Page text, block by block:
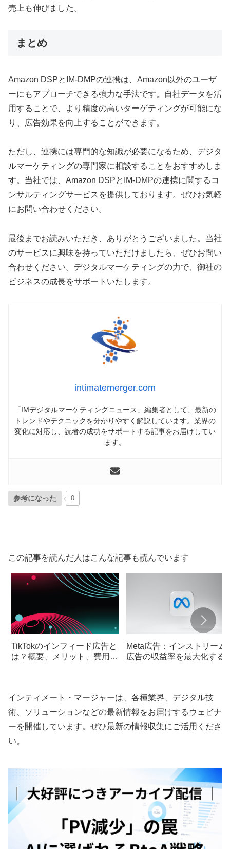
売上も伸びました。
まとめ
Amazon DSPとIM-DMPの連携は、Amazon以外のユーザ
ーにもアプローチできる強力な手法です。自社データを活
用することで、より精度の高いターゲティングが可能にな
り、広告効果を向上することができます。
ただし、連携には専門的な知識が必要になるため、デジタ
ルマーケティングの専門家に相談することをおすすめしま
す。当社では、Amazon DSPとIM-DMPの連携に関するコ
ンサルティングサービスを提供しております。ぜひお気軽
にお問い合わせください。
最後までお読みいただき、ありがとうございました。当社
のサービスに興味を持っていただけましたら、ぜひお問い
合わせください。デジタルマーケティングの力で、御社の
ビジネスの成長をサポートいたします。
intimatemerger.com
「IMデジタルマーケティングニュース」編集者として、最新の
トレンドやテクニックを分かりやすく解説しています。業界の
変化に対応し、読者の成功をサポートする記事をお届けしてい
ます。
参考になった 0
この記事を読んだ人はこんな記事も読んでいます
TikTokのインフィード広告と
は？概要、メリット、費用を
Meta広告：インストリーム
広告の収益率を最大化する
インティメート・マージャーは、各種業界、デジタル技
術、ソリューションなどの最新情報をお届けするウェビナ
ーを開催しています。ぜひ最新の情報収集にご活用くださ
い。